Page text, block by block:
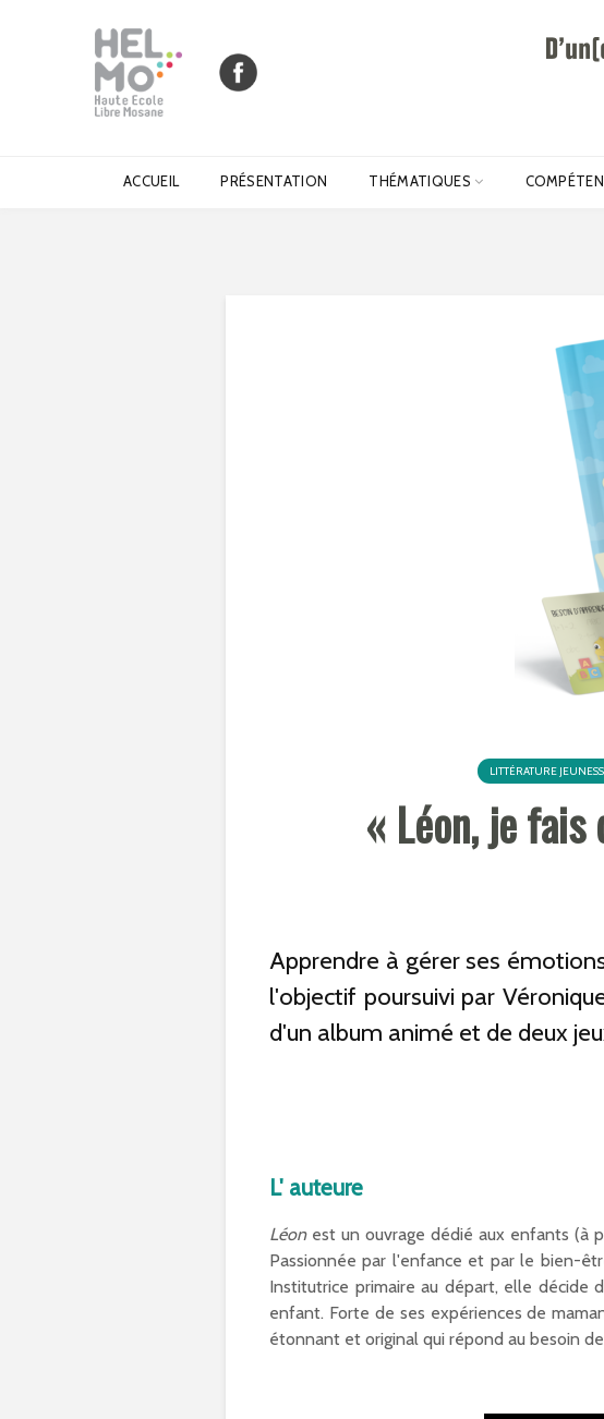
ACCUEIL PRÉSENTATION THÉMATIQUES
LITTÉRATURE
« Léon, je
Apprendre à gérer ses
l'objectif poursuivi par
d'un album animé et de deux
L' auteure
Léonest un ouvrage dédié aux enfants (à
Passionnée par l'enfance et par le bien-
Institutrice primaire au départ, elle décide
enfant. Forte de ses expériences de
étonnant et original qui répond au besoin